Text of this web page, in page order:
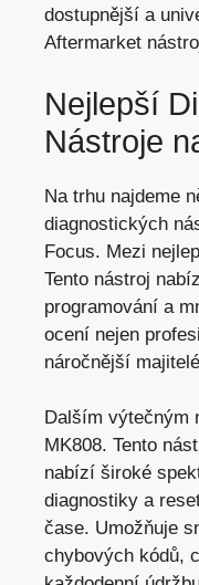
dostupnější a
Aftermarket
Nejlepší
Nástroje
Na trhu najdeme
diagnostických
Focus. Mezi
Tento nástroj
programování a
ocení nejen
náročnější
Dalším výtečným
MK808. Tento
nabízí široké
diagnostiky a
čase. Umožňuje
chybových kódů,